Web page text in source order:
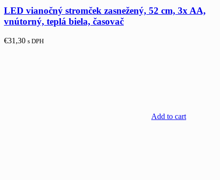
LED vianočný stromček zasnežený, 52 cm, 3x AA,
vnútorný, teplá biela, časovač
€31,30 s DPH
Add to cart